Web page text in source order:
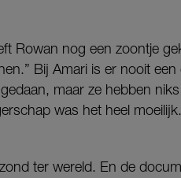
Rowan nog een zoontje
Bij Amari is er nooit
maar ze hebben
was het heel
ter wereld. En de